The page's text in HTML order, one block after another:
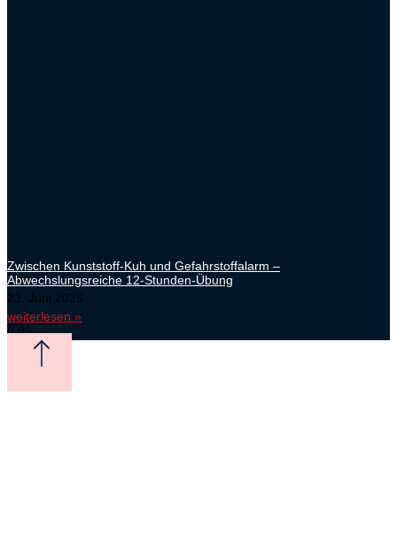
Zwischen Kunststoff-Kuh und Gefahrstoffalarm –
Abwechslungsreiche 12-Stunden-Übung
23. Juni 2026
weiterlesen »